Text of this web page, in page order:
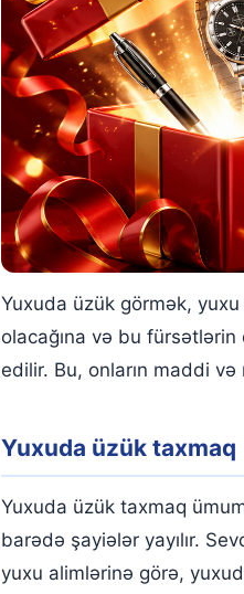
Yuxuda yaşıl daşlı üzük
Yuxuda yaşıl daşlı üzük
Yuxuda birinin sizə üzük
Üzük yuxu yozmaları
Yuxuda üzük görmək,
olacağına və bu
edilir. Bu, onların maddi
Yuxuda üzük taxmaq
Yuxuda üzük taxmaq
barədə şayiələr yayılır.
yuxu alimlərinə görə,